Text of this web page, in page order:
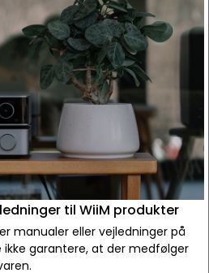
til WiiM produkter
manualer eller vejledninger på
garantere, at der medfølger